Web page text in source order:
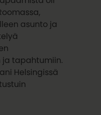
asunto ja
tapahtumiin.
Helsingissä